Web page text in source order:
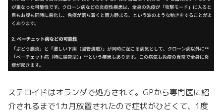
ステロイドはオランダで処方されて。GPから専門医に紹
介されるまで1カ月放置されたので症状がひどくて、1度